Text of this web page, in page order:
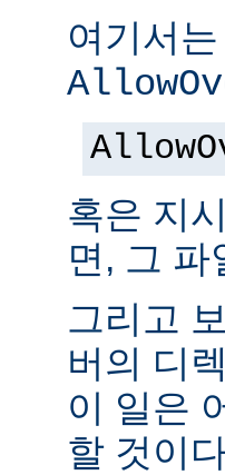
여기서
혹은 지
면, 그
그리고
버의 디
이 일은
할 것이